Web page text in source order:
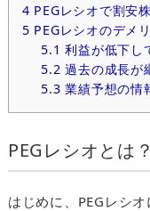
4 PEGレシオで割安
5 PEGレシオのデメ
5.1 利益が低下し
5.2 過去の成長が
5.3 業績予想の情
PEGレシオとは？
はじめに、PEGレシ